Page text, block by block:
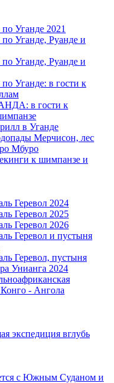
Уганде 2021
Уганде, Руанде и
Уганде, Руанде и
Уганде: в гости к
в гости к
в Уганде
Мерчисон, лес
Мбуро
к шимпанзе и
Геревол 2024
Геревол 2025
Геревол 2026
Геревол и пустыня
Геревол, пустыня
Унианга 2024
- Ангола
экспедиция вглубь
с Южным Суданом и